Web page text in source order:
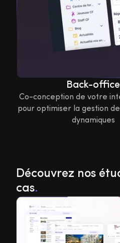
Back-office
Co-conception de votre
pour optimiser la gestion de vos contenus
dynamiques
Découvrez nos
cas.